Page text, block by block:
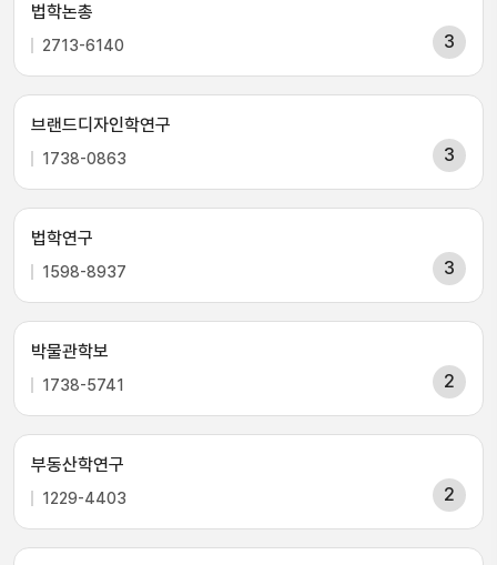
법학논총
2713-6140 3
브랜드디자인학연구
1738-0863 3
법학연구
1598-8937 3
박물관학보
1738-5741 2
부동산학연구
1229-4403 2